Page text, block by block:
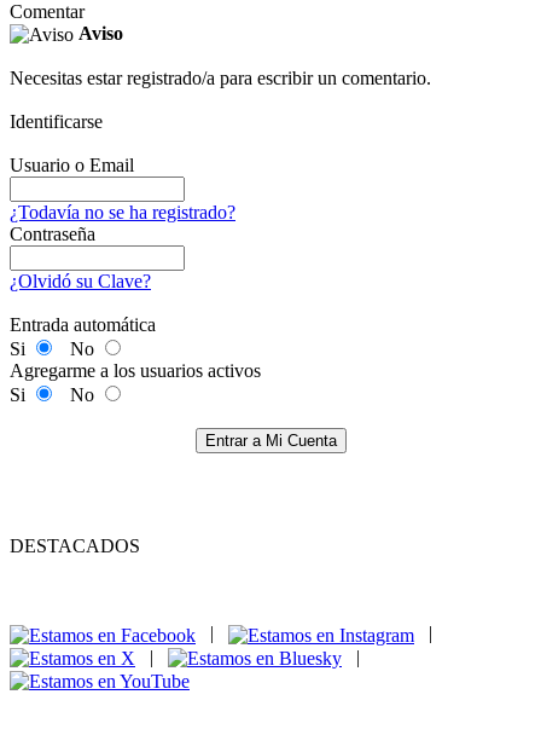
Comentar
Aviso
Necesitas estar registrado/a para escribir un comentario.
Identificarse
Usuario o Email
¿Todavía no se ha registrado?
Contraseña
¿Olvidó su Clave?
Entrada automática
Si
No
Agregarme a los usuarios activos
Si
No
Entrar a Mi Cuenta
DESTACADOS
|
|